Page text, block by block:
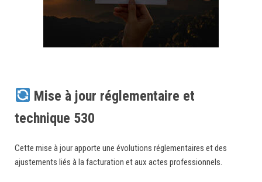
Mise à jour réglementaire et
technique 530
Cette mise à jour apporte une évolutions réglementaires et des
ajustements liés à la facturation et aux actes professionnels.